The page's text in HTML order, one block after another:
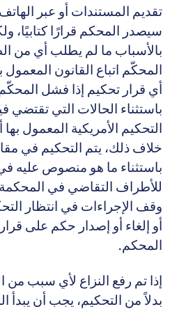
تقديم المستندات أو عبر الهاتف
سيصدر المحكم قرارًا كتابيًا، ولكن
بالأسباب ما لم يطلب أي من
المحكّم اتباع القانون المعمول
أي قرار تحكيم إذا فشل المحكّم
باستثناء الحالات التي تقتضي
التحكيم الأمريكية المعمول بها أو
خلاف ذلك، يتم التحكيم في
باستثناء ما هو منصوص عليه في
للأطراف التقاضي في المحكمة
وقف الإجراءات في انتظار
أو إلغاء أو إصدار حكم على قرار
المحكم.
إذا تم رفع النزاع لأي سبب من
بدلاً من التحكيم، يجب أن يبدأ